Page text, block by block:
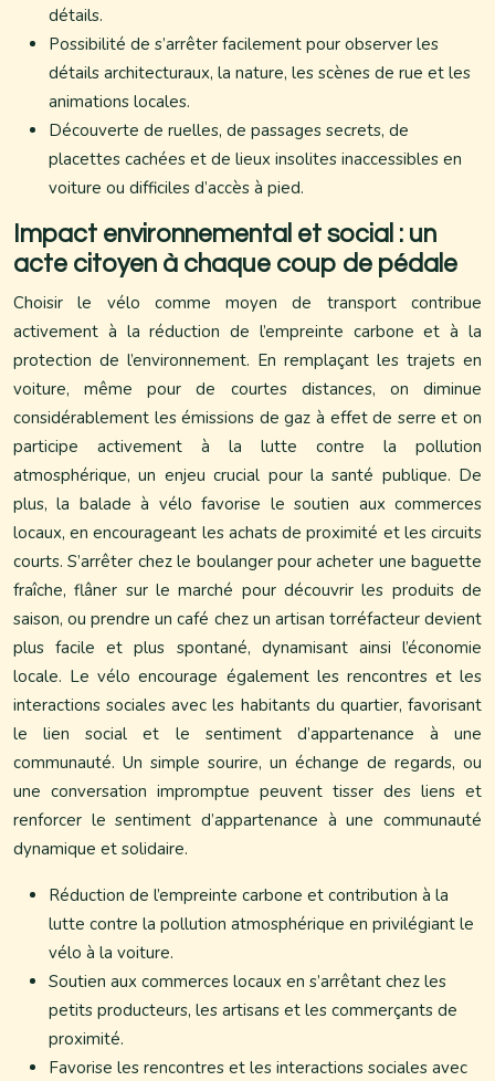
détails.
Possibilité de s’arrêter facilement pour observer les
détails architecturaux, la nature, les scènes de rue et les
animations locales.
Découverte de ruelles, de passages secrets, de
placettes cachées et de lieux insolites inaccessibles en
voiture ou difficiles d’accès à pied.
Impact environnemental et social : un
acte citoyen à chaque coup de pédale
Choisir le vélo comme moyen de transport contribue
activement à la réduction de l’empreinte carbone et à la
protection de l’environnement. En remplaçant les trajets en
voiture, même pour de courtes distances, on diminue
considérablement les émissions de gaz à effet de serre et on
participe activement à la lutte contre la pollution
atmosphérique, un enjeu crucial pour la santé publique. De
plus, la balade à vélo favorise le soutien aux commerces
locaux, en encourageant les achats de proximité et les circuits
courts. S’arrêter chez le boulanger pour acheter une baguette
fraîche, flâner sur le marché pour découvrir les produits de
saison, ou prendre un café chez un artisan torréfacteur devient
plus facile et plus spontané, dynamisant ainsi l’économie
locale. Le vélo encourage également les rencontres et les
interactions sociales avec les habitants du quartier, favorisant
le lien social et le sentiment d’appartenance à une
communauté. Un simple sourire, un échange de regards, ou
une conversation impromptue peuvent tisser des liens et
renforcer le sentiment d’appartenance à une communauté
dynamique et solidaire.
Réduction de l’empreinte carbone et contribution à la
lutte contre la pollution atmosphérique en privilégiant le
vélo à la voiture.
Soutien aux commerces locaux en s’arrêtant chez les
petits producteurs, les artisans et les commerçants de
proximité.
Favorise les rencontres et les interactions sociales avec